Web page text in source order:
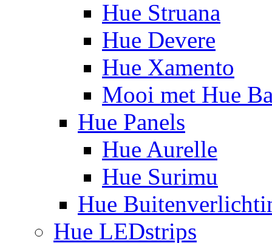
Hue Struana
Hue Devere
Hue Xamento
Mooi met Hue
Hue Panels
Hue Aurelle
Hue Surimu
Hue
Hue LEDstrips